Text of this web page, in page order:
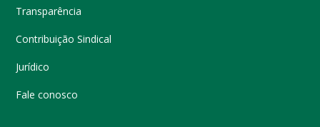
Transparência
Contribuição Sindical
Jurídico
Fale conosco